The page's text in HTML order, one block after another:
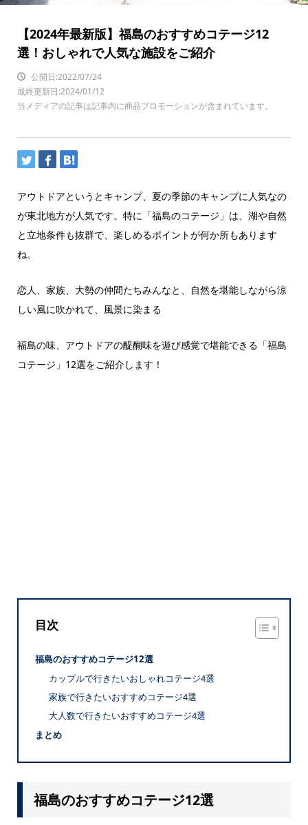
【2024年最新版】福島のおすすめコテージ12
選！おしゃれで人気な施設をご紹介
公開日:2022/07/24
最終更新日:2024/01/12
当メディアの記事は記事内に商品プロモーションが含まれています。
アウトドアというとキャンプ、夏の季節のキャンプに人気なの
が東北地方が人気です。特に「福島のコテージ」は、湖や自然
と立地条件も抜群で、楽しめるポイントが何か所もあります
ね。
恋人、家族、大勢の仲間たちみんなと、自然を堪能しながら涼
しい風に吹かれて、風景に染まる
福島の味、アウトドアの醍醐味を遊び感覚で堪能できる「福島
コテージ」12選をご紹介します！
目次
福島のおすすめコテージ12選
カップルで行きたいおしゃれコテージ4選
家族で行きたいおすすめコテージ4選
大人数で行きたいおすすめコテージ4選
まとめ
福島のおすすめコテージ12選